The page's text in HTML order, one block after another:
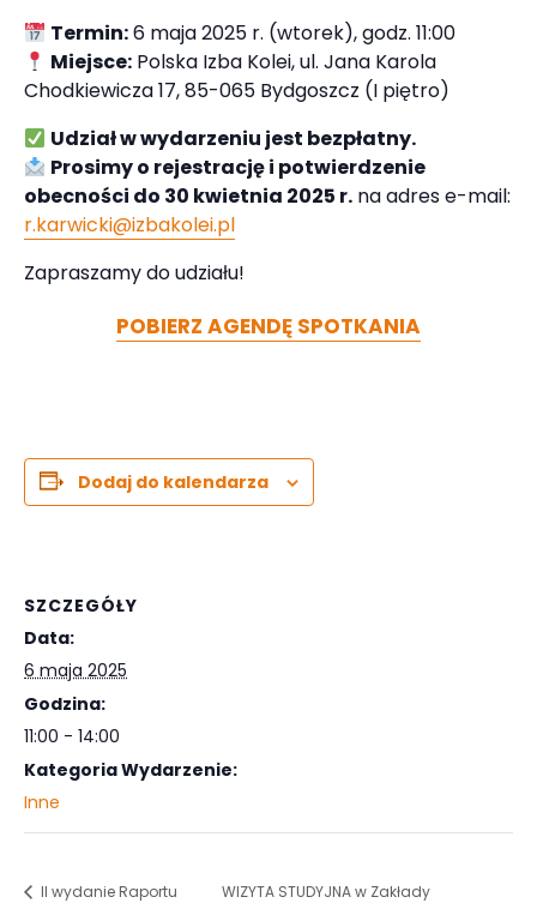
Termin:6 maja 2025 r. (wtorek), godz. 11:00
Miejsce: Polska Izba Kolei, ul. Jana Karola
Chodkiewicza 17, 85-065 Bydgoszcz (I piętro)
Udział w wydarzeniu jest bezpłatny.
Prosimy o rejestrację i potwierdzenie
obecności do 30 kwietnia 2025 r. na adres e-mail:
r.karwicki@izbakolei.pl
Zapraszamy do udziału!
POBIERZ AGENDĘ SPOTKANIA
Dodaj do kalendarza
SZCZEGÓŁY
Data:
6 maja 2025
Godzina:
11:00 - 14:00
Kategoria Wydarzenie:
Inne
II wydanie Raportu
WIZYTA STUDYJNA w Zakłady